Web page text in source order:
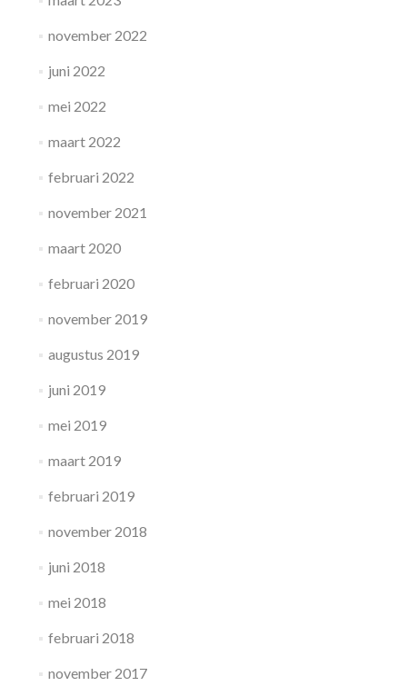
november 2022
juni 2022
mei 2022
maart 2022
februari 2022
november 2021
maart 2020
februari 2020
november 2019
augustus 2019
juni 2019
mei 2019
maart 2019
februari 2019
november 2018
juni 2018
mei 2018
februari 2018
november 2017